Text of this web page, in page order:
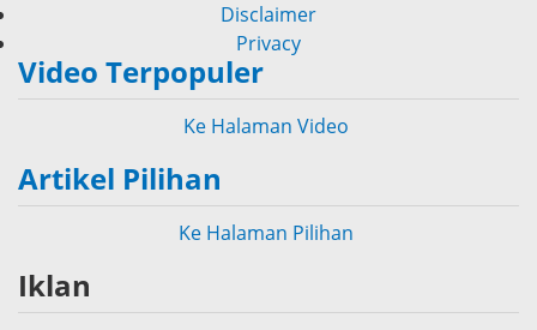
Disclaimer
Privacy
Video Terpopuler
Ke Halaman Video
Artikel Pilihan
Ke Halaman Pilihan
Iklan